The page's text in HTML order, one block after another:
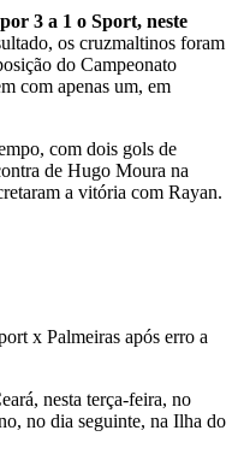
por 3 a 1 o Sport, neste
os cruzmaltinos foram
do Campeonato
com apenas um, em
com dois gols de
de Hugo Moura na
a vitória com Rayan.
nesta terça-feira, no
no dia seguinte, na Ilha do